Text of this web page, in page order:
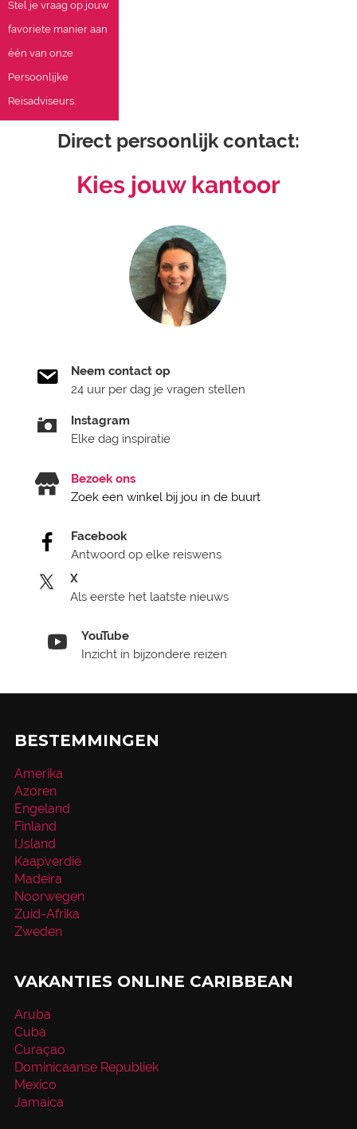
Stel je vraag op jouw
favoriete manier aan
één van onze
Persoonlijke
Reisadviseurs.
Direct persoonlijk contact:
Kies jouw kantoor
Neem contact op
24 uur per dag je vragen stellen
Instagram
Elke dag inspiratie
Bezoek ons
Zoek een winkel bij jou in de buurt
Facebook
Antwoord op elke reiswens
X
Als eerste het laatste nieuws
YouTube
Inzicht in bijzondere reizen
BESTEMMINGEN
Amerika
Azoren
Engeland
Finland
IJsland
Kaapverdië
Madeira
Noorwegen
Zuid-Afrika
Zweden
VAKANTIES ONLINE CARIBBEAN
Aruba
Cuba
Curaçao
Dominicaanse Republiek
Mexico
Jamaica